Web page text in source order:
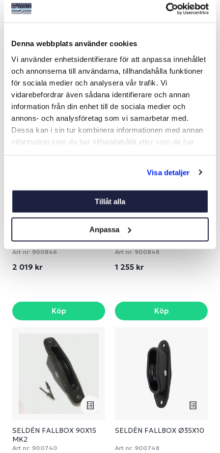
Denna webbplats använder cookies
Vi använder enhetsidentifierare för att anpassa innehållet
och annonserna till användarna, tillhandahålla funktioner
för sociala medier och analysera vår trafik. Vi
vidarebefordrar även sådana identifierare och annan
information från din enhet till de sociala medier och
annons- och analysföretag som vi samarbetar med.
Dessa kan i sin tur kombinera informationen med annan
information som du har tillhandahållit eller som de har
Visa detaljer
Tillåt alla
Anpassa
GENOMFÖRINGSBLOCK
Art nr: 931244
699 kr
Köp
BESLAG C156-F228
Art nr: 900844
1 659 kr
Köp
BESLAG C245-F305
Art nr: 900846
2 019 kr
Köp
SELDÉN ENKEL
FALLEDARE C156-F212
Art nr: 900848
1 255 kr
Köp
SELDÉN FALLBOX 90X15
MK2
Art nr: 900740
SELDÉN FALLBOX Ø35X10
Art nr: 900748